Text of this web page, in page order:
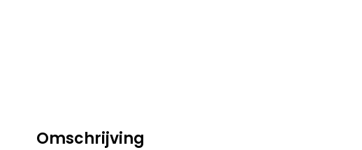
Omschrijving